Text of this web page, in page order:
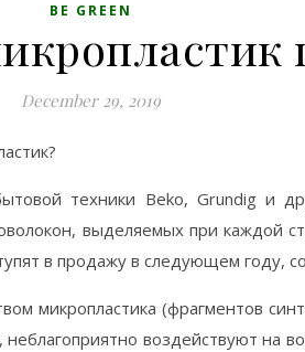
BE GREEN
December 29, 2019
техники Beko, Grundig и
выделяемых при каждой
в продажу в следующем году,
микропластика (фрагментов
воздействуют на